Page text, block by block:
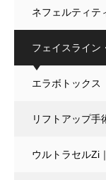
ネフェルティテ
フェイスライン
エラボトックス
リフトアップ手
ウルトラセルZi